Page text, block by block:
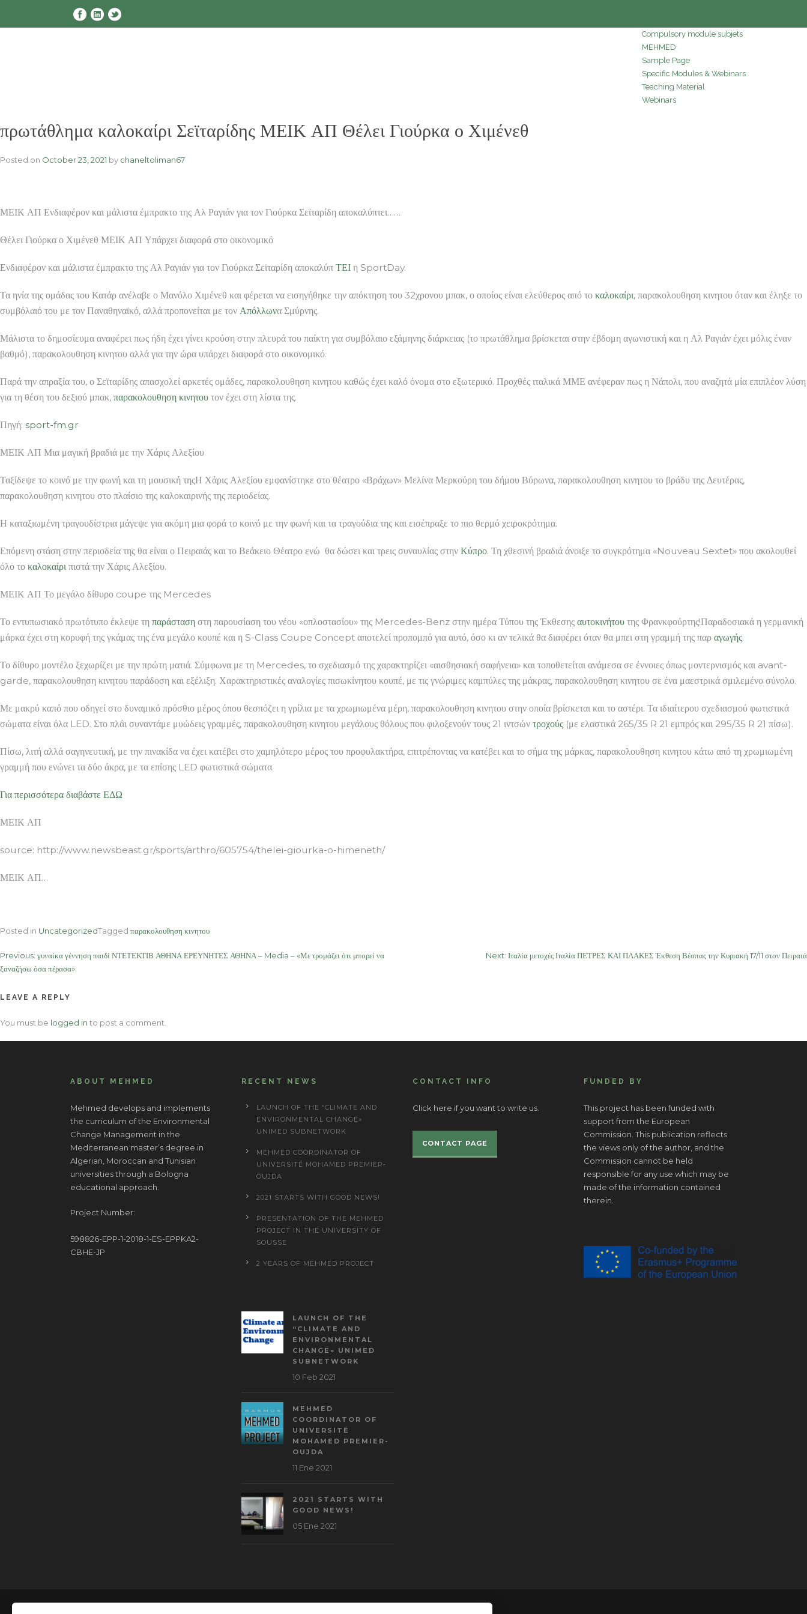
Compulsory module subjets
MEHMED
Sample Page
Specific Modules & Webinars
Teaching Material
Webinars
πρωτάθλημα καλοκαίρι Σεϊταρίδης ΜΕΙΚ ΑΠ Θέλει Γιούρκα ο Χιμένεθ
Posted on October 23, 2021 by chaneltoliman67
ΜΕΙΚ ΑΠ Ενδιαφέρον και μάλιστα έμπρακτο της Αλ Ραγιάν για τον Γιούρκα Σεϊταρίδη αποκαλύπτει……
Θέλει Γιούρκα ο Χιμένεθ ΜΕΙΚ ΑΠ Υπάρχει διαφορά στο οικονομικό
Ενδιαφέρον και μάλιστα έμπρακτο της Αλ Ραγιάν για τον Γιούρκα Σεϊταρίδη αποκαλύπ ΤΕΙ η SportDay.
Τα ηνία της ομάδας του Κατάρ ανέλαβε ο Μανόλο Χιμένεθ και φέρεται να εισηγήθηκε την απόκτηση του 32χρονου μπακ, ο οποίος είναι ελεύθερος από το καλοκαίρι, παρακολουθηση κινητου όταν και έληξε το
συμβόλαιό του με τον Παναθηναϊκό, αλλά προπονείται με τον Απόλλωνα Σμύρνης.
Μάλιστα το δημοσίευμα αναφέρει πως ήδη έχει γίνει κρούση στην πλευρά του παίκτη για συμβόλαιο εξάμηνης διάρκειας (το πρωτάθλημα βρίσκεται στην έβδομη αγωνιστική και η Αλ Ραγιάν έχει μόλις έναν
βαθμό), παρακολουθηση κινητου αλλά για την ώρα υπάρχει διαφορά στο οικονομικό.
Παρά την απραξία του, ο Σεϊταρίδης απασχολεί αρκετές ομάδες, παρακολουθηση κινητου καθώς έχει καλό όνομα στο εξωτερικό. Προχθές ιταλικά ΜΜΕ ανέφεραν πως η Νάπολι, που αναζητά μία επιπλέον λύση
για τη θέση του δεξιού μπακ, παρακολουθηση κινητου τον έχει στη λίστα της.
Πηγή: sport-fm.gr
ΜΕΙΚ ΑΠ Μια μαγική βραδιά με την Χάρις Αλεξίου
Ταξίδεψε το κοινό με την φωνή και τη μουσική τηςΗ Χάρις Αλεξίου εμφανίστηκε στο θέατρο «Βράχων» Μελίνα Μερκούρη του δήμου Βύρωνα, παρακολουθηση κινητου το βράδυ της Δευτέρας,
παρακολουθηση κινητου στο πλαίσιο της καλοκαιρινής της περιοδείας.
Η καταξιωμένη τραγουδίστρια μάγεψε για ακόμη μια φορά το κοινό με την φωνή και τα τραγούδια της και εισέπραξε το πιο θερμό χειροκρότημα.
Επόμενη στάση στην περιοδεία της θα είναι ο Πειραιάς και το Βεάκειο Θέατρο ενώ θα δώσει και τρεις συναυλίας στην Κύπρο. Τη χθεσινή βραδιά άνοιξε το συγκρότημα «Nouveau Sextet» που ακολουθεί
όλο το καλοκαίρι πιστά την Χάρις Αλεξίου.
ΜΕΙΚ ΑΠ Το μεγάλο δίθυρο coupe της Mercedes
Το εντυπωσιακό πρωτότυπο έκλεψε τη παράσταση στη παρουσίαση του νέου «οπλοστασίου» της Mercedes-Benz στην ημέρα Τύπου της Έκθεσης αυτοκινήτου της Φρανκφούρτης!Παραδοσιακά η γερμανική
μάρκα έχει στη κορυφή της γκάμας της ένα μεγάλο κουπέ και η S-Class Coupe Concept αποτελεί προπομπό για αυτό, όσο κι αν τελικά θα διαφέρει όταν θα μπει στη γραμμή της παρ αγωγής.
Το δίθυρο μοντέλο ξεχωρίζει με την πρώτη ματιά. Σύμφωνα με τη Mercedes, το σχεδιασμό της χαρακτηρίζει «αισθησιακή σαφήνεια» και τοποθετείται ανάμεσα σε έννοιες όπως μοντερνισμός και avant-
garde, παρακολουθηση κινητου παράδοση και εξέλιξη. Χαρακτηριστικές αναλογίες πισωκίνητου κουπέ, με τις γνώριμες καμπύλες της μάκρας, παρακολουθηση κινητου σε ένα μαεστρικά σμιλεμένο σύνολο.
Με μακρύ καπό που οδηγεί στο δυναμικό πρόσθιο μέρος όπου θεσπόζει η γρίλια με τα χρωμιωμένα μέρη, παρακολουθηση κινητου στην οποία βρίσκεται και το αστέρι. Τα ιδιαίτερου σχεδιασμού φωτιστικά
σώματα είναι όλα LED. Στο πλάι συναντάμε μυώδεις γραμμές, παρακολουθηση κινητου μεγάλους θόλους που φιλοξενούν τους 21 ιντσών τροχούς (με ελαστικά 265/35 R 21 εμπρός και 295/35 R 21 πίσω).
Πίσω, λιτή αλλά σαγηνευτική, με την πινακίδα να έχει κατέβει στο χαμηλότερο μέρος του προφυλακτήρα, επιτρέποντας να κατέβει και το σήμα της μάρκας, παρακολουθηση κινητου κάτω από τη χρωμιωμένη
γραμμή που ενώνει τα δύο άκρα, με τα επίσης LED φωτιστικά σώματα.
Για περισσότερα διαβάστε ΕΔΩ
ΜΕΙΚ ΑΠ
source: http://www.newsbeast.gr/sports/arthro/605754/thelei-giourka-o-himeneth/
ΜΕΙΚ ΑΠ…
Posted in UncategorizedTagged παρακολουθηση κινητου
Post
navigation
Previous: γυναίκα γέννηση παιδί ΝΤΕΤΕΚΤΙΒ ΑΘΗΝΑ ΕΡΕΥΝΗΤΕΣ ΑΘΗΝΑ – Media – «Με τρομάζει ότι μπορεί να
ξαναζήσω όσα πέρασα»
Next: Ιταλία μετοχές Ιταλία ΠΕΤΡΕΣ ΚΑΙ ΠΛΑΚΕΣ Έκθεση Βέσπας την Κυριακή 17/11 στον Πειραιά
LEAVE A REPLY
You must be logged in to post a comment.
ABOUT MEHMED
Mehmed develops and implements
the curriculum of the Environmental
Change Management in the
Mediterranean master’s degree in
Algerian, Moroccan and Tunisian
universities through a Bologna
educational approach.
Project Number:
598826-EPP-1-2018-1-ES-EPPKA2-
CBHE-JP
RECENT NEWS
LAUNCH OF THE “CLIMATE AND
ENVIRONMENTAL CHANGE»
UNIMED SUBNETWORK
MEHMED COORDINATOR OF
UNIVERSITÉ MOHAMED PREMIER-
OUJDA
2021 STARTS WITH GOOD NEWS!
PRESENTATION OF THE MEHMED
PROJECT IN THE UNIVERSITY OF
SOUSSE
2 YEARS OF MEHMED PROJECT
LAUNCH OF THE
“CLIMATE AND
ENVIRONMENTAL
CHANGE» UNIMED
SUBNETWORK
10 Feb 2021
MEHMED
COORDINATOR OF
UNIVERSITÉ
MOHAMED PREMIER-
OUJDA
11 Ene 2021
2021 STARTS WITH
GOOD NEWS!
05 Ene 2021
CONTACT INFO
Click here if you want to write us.
CONTACT PAGE
FUNDED BY
This project has been funded with
support from the European
Commission. This publication reflects
the views only of the author, and the
Commission cannot be held
responsible for any use which may be
made of the information contained
therein.